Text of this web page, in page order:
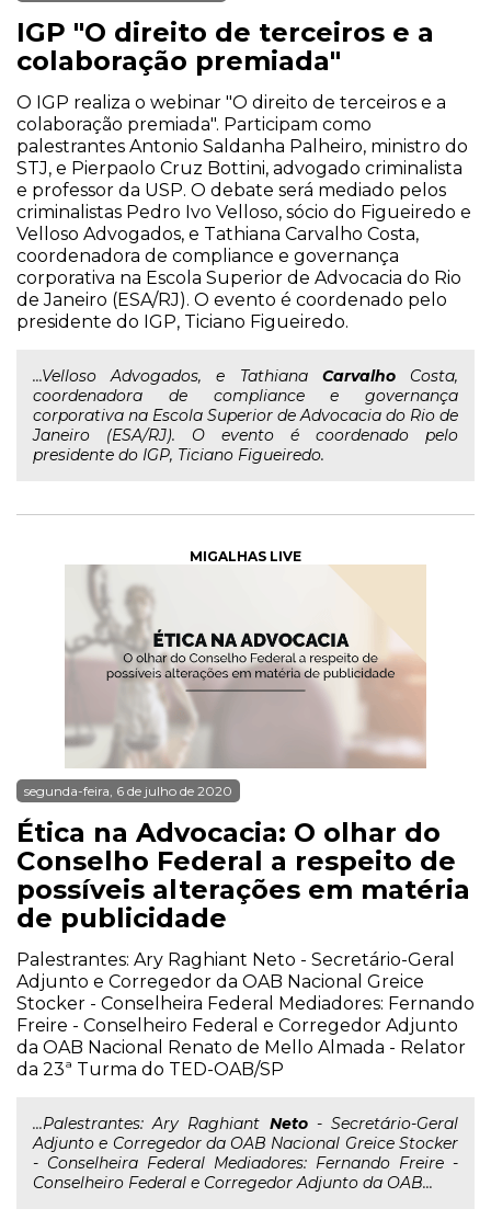
IGP "O direito de terceiros e a
colaboração premiada"
O IGP realiza o webinar "O direito de terceiros e a
colaboração premiada". Participam como
palestrantes Antonio Saldanha Palheiro, ministro do
STJ, e Pierpaolo Cruz Bottini, advogado criminalista
e professor da USP. O debate será mediado pelos
criminalistas Pedro Ivo Velloso, sócio do Figueiredo e
Velloso Advogados, e Tathiana Carvalho Costa,
coordenadora de compliance e governança
corporativa na Escola Superior de Advocacia do Rio
de Janeiro (ESA/RJ). O evento é coordenado pelo
presidente do IGP, Ticiano Figueiredo.
...Velloso Advogados, e Tathiana CarvalhoCosta,
coordenadora de compliance e governança
corporativa na Escola Superior de Advocacia do Rio de
Janeiro (ESA/RJ). O evento é coordenado pelo
presidente do IGP, Ticiano Figueiredo.
MIGALHAS LIVE
segunda-feira, 6 de julho de 2020
Ética na Advocacia: O olhar do
Conselho Federal a respeito de
possíveis alterações em matéria
de publicidade
Palestrantes: Ary Raghiant Neto - Secretário-Geral
Adjunto e Corregedor da OAB Nacional Greice
Stocker - Conselheira Federal Mediadores: Fernando
Freire - Conselheiro Federal e Corregedor Adjunto
da OAB Nacional Renato de Mello Almada - Relator
da 23ª Turma do TED-OAB/SP
...Palestrantes: Ary Raghiant Neto- Secretário-Geral
Adjunto e Corregedor da OAB Nacional Greice Stocker
- Conselheira Federal Mediadores: Fernando Freire -
Conselheiro Federal e Corregedor Adjunto da OAB...